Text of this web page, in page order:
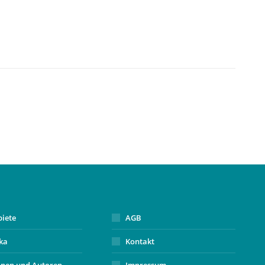
AGB
Kontakt